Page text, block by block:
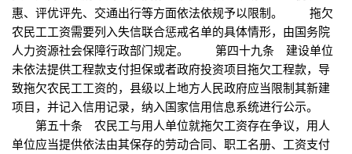
惠、评优评先、交通出行等方面依法依规予以限制。 拖欠
农民工工资需要列入失信联合惩戒名单的具体情形，由国务院
人力资源社会保障行政部门规定。 第四十九条 建设单位
未依法提供工程款支付担保或者政府投资项目拖欠工程款，导
致拖欠农民工工资的，县级以上地方人民政府应当限制其新建
项目，并记入信用记录，纳入国家信用信息系统进行公示。
第五十条 农民工与用人单位就拖欠工资存在争议，用人
单位应当提供依法由其保存的劳动合同、职工名册、工资支付